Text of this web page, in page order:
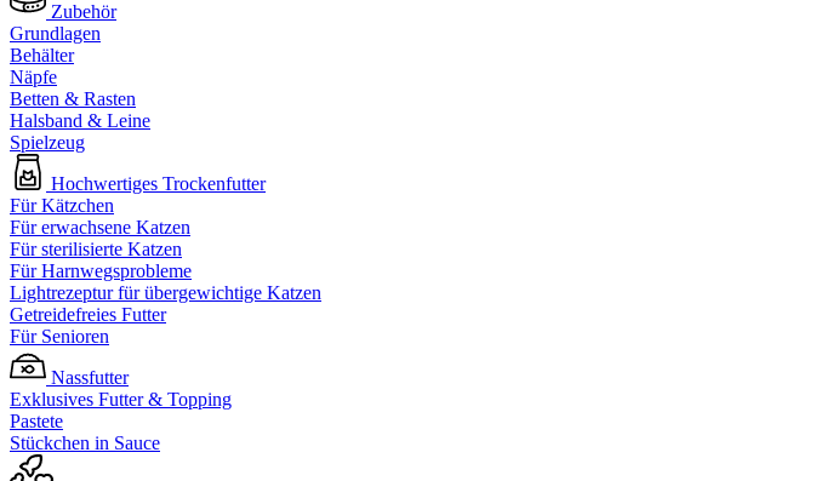
Zubehör
Grundlagen
Behälter
Näpfe
Betten & Rasten
Halsband & Leine
Spielzeug
Hochwertiges Trockenfutter
Für Kätzchen
Für erwachsene Katzen
Für sterilisierte Katzen
Für Harnwegsprobleme
Lightrezeptur für übergewichtige Katzen
Getreidefreies Futter
Für Senioren
Nassfutter
Exklusives Futter & Topping
Pastete
Stückchen in Sauce